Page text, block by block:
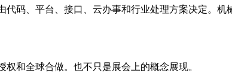
、平台、接口、云办事和行业处理方案决定。机
和全球合做。也不只是展会上的概念展现。